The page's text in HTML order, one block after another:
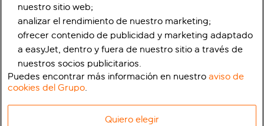
nuestro sitio web;
analizar el rendimiento de nuestro marketing;
ofrecer contenido de publicidad y marketing adaptado
a easyJet, dentro y fuera de nuestro sitio a través de
nuestros socios publicitarios.
Puedes encontrar más información en nuestroaviso de
cookies del Grupo.
Quiero elegir